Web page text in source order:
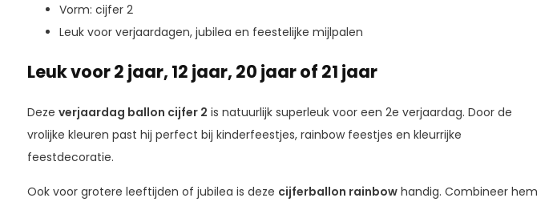
Vorm: cijfer 2
Leuk voor verjaardagen, jubilea en feestelijke mijlpalen
Leuk voor 2 jaar, 12 jaar, 20 jaar of 21 jaar
Deze verjaardag ballon cijfer 2 is natuurlijk superleuk voor een 2e verjaardag. Door de
vrolijke kleuren past hij perfect bij kinderfeestjes, rainbow feestjes en kleurrijke
feestdecoratie.
Ook voor grotere leeftijden of jubilea is deze cijferballon rainbowhandig. Combineer hem